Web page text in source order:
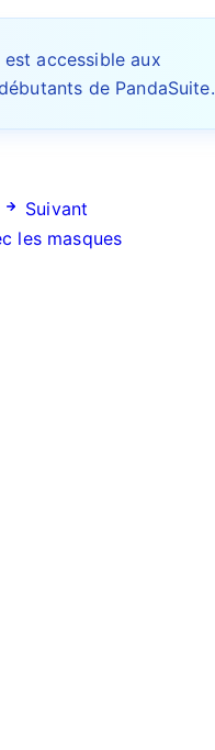
accessible aux
de PandaSuite.
Suivant
les masques